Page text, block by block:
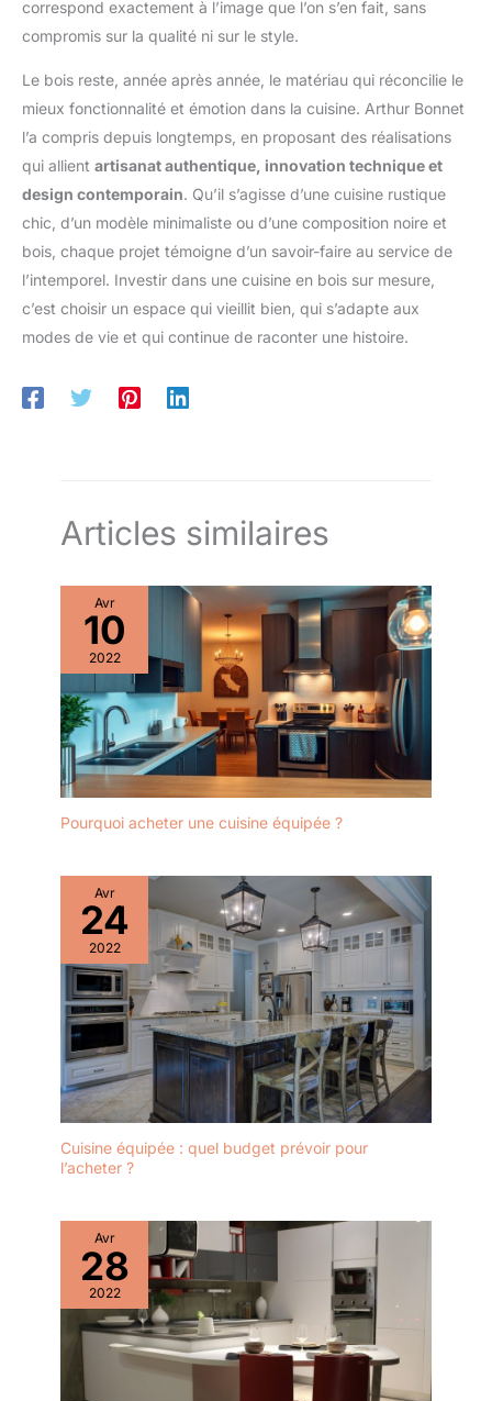
correspond exactement à l’image que l’on s’en fait, sans
compromis sur la qualité ni sur le style.
Le bois reste, année après année, le matériau qui réconcilie le
mieux fonctionnalité et émotion dans la cuisine. Arthur Bonnet
l’a compris depuis longtemps, en proposant des réalisations
qui allient artisanat authentique, innovation technique et
design contemporain. Qu’il s’agisse d’une cuisine rustique
chic, d’un modèle minimaliste ou d’une composition noire et
bois, chaque projet témoigne d’un savoir-faire au service de
l’intemporel. Investir dans une cuisine en bois sur mesure,
c’est choisir un espace qui vieillit bien, qui s’adapte aux
modes de vie et qui continue de raconter une histoire.
Articles similaires
Avr
10
2022
Pourquoi acheter une cuisine équipée ?
Avr
24
2022
Cuisine équipée : quel budget prévoir pour
l’acheter ?
Avr
28
2022